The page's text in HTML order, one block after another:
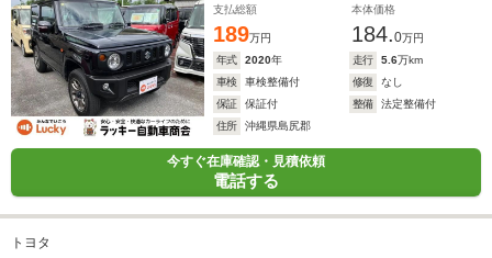
ホイールベース
-m
ホイールベース
-m
-
支払総額
189万円
本体価格
184.0万円
年式
2020年 走行 5.6万km
車検
車検整備付 修復
なし
保証
保証付 整備
法定整備付
住所
沖縄県島尻郡
今すぐ在庫確認・見積依頼
電話する
トヨタ